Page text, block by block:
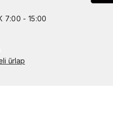
7:00 - 15:00
űrlap